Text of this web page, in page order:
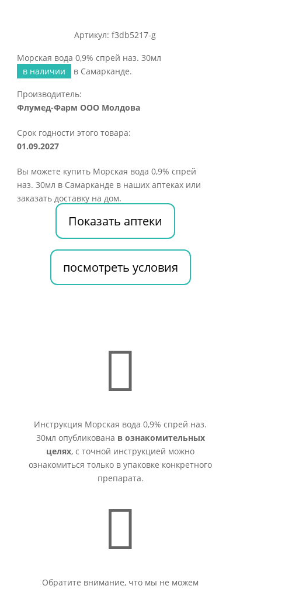
Артикул: f3db5217-g
Морская вода 0,9% спрей наз. 30мл
в наличии
в Самарканде.
Производитель:
Флумед-Фарм ООО Молдова
Срок годности этого товара:
01.09.2027
Вы можете купить Морская вода 0,9% спрей
наз. 30мл в Самарканде в наших аптеках или
заказать доставку на дом.
Показать аптеки
посмотреть условия

Инструкция Морская вода 0,9% спрей наз.
30мл опубликована в ознакомительных
целях, с точной инструкцией можно
ознакомиться только в упаковке конкретного
препарата.

Обратите внимание, что мы не можем